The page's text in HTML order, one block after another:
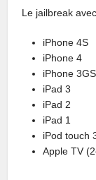
Le jailbreak
iPhone 4S
iPhone 4
iPhone 3GS
iPad 3
iPad 2
iPad 1
iPod touch
Apple TV